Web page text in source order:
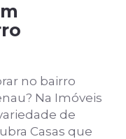
no bairro
Na Imóveis
de
Casas que